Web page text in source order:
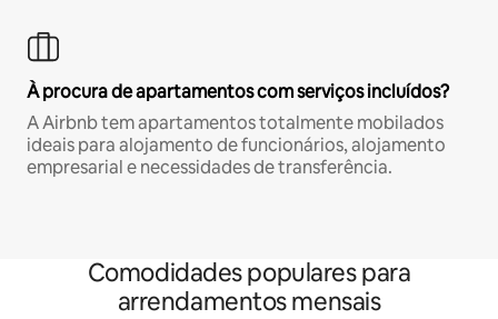
À procura de apartamentos com serviços incluídos?
A Airbnb tem apartamentos totalmente mobilados
ideais para alojamento de funcionários, alojamento
empresarial e necessidades de transferência.
Comodidades populares para
arrendamentos mensais